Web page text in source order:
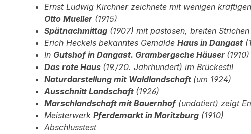
Ernst Ludwig Kirchner zeichnete mit wenigen
Otto Mueller (1915)
Spätnachmittag (1907) mit pastosen, breiten Strichen
Erich Heckels bekanntes Gemälde Haus in Dangast
In Gutshof in Dangast. Grambergsche Häuser
Das rote Haus (19./20. Jahrhundert) im Brückestil
Naturdarstellung mit Waldlandschaft (um 1924)
Ausschnitt Landschaft (1926)
Marschlandschaft mit Bauernhof(undatiert) zeigt
Meisterwerk Pferdemarkt in Moritzburg (1910)
Abschlusstest